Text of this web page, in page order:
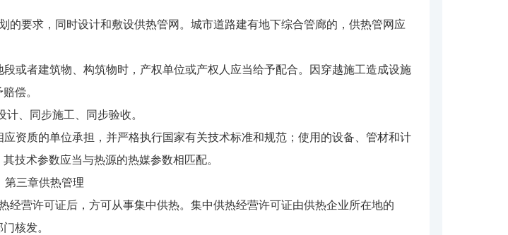
要求，同时设计和敷设供热管网。城市道路建有地下综合管廊的，供热管网应
或者建筑物、构筑物时，产权单位或产权人应当给予配合。因穿越施工造成设施
偿。
、同步施工、同步验收。
资质的单位承担，并严格执行国家有关技术标准和规范；使用的设备、管材和计
技术参数应当与热源的热媒参数相匹配。
第三章供热管理
营许可证后，方可从事集中供热。集中供热经营许可证由供热企业所在地的
核发。